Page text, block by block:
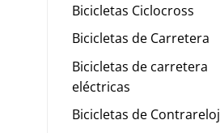
Bicicletas Ciclocross
Bicicletas de Carretera
Bicicletas de carretera
eléctricas
Bicicletas de Contrareloj